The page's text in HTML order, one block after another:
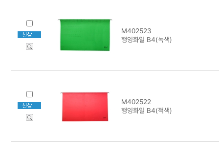
M402523
행잉화일 B4(녹색)
M402522
행잉화일 B4(적색)